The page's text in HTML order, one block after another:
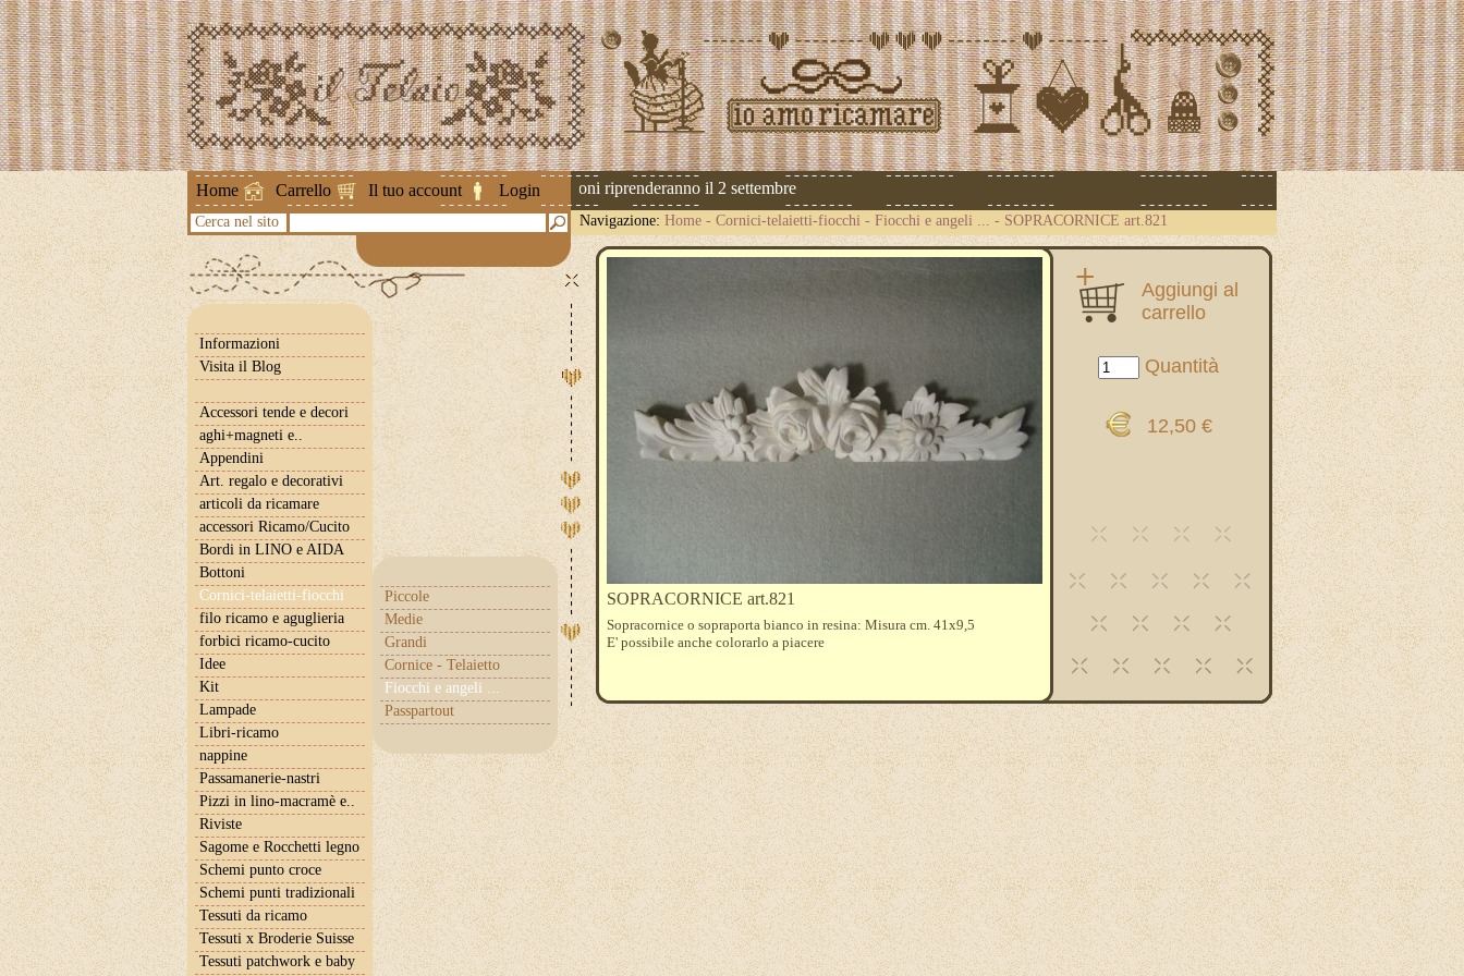
Home Carrello Il tuo account Login
Attenzione ! Le spedizioni riprenderanno il 2 settembre
Cerca nel sito Navigazione: Home - Cornici-telaietti-fiocchi - Fiocchi e angeli ... - SOPRACORNICE art.821
Informazioni
Visita il Blog
Accessori tende e decori
aghi+magneti e..
Appendini
Art. regalo e decorativi
articoli da ricamare
accessori Ricamo/Cucito
Bordi in LINO e AIDA
Bottoni
Cornici-telaietti-fiocchi
Piccole
Medie
Grandi
Cornice - Telaietto
Fiocchi e angeli ...
Passpartout
filo ricamo e aguglieria
forbici ricamo-cucito
Idee
Kit
Lampade
Libri-ricamo
nappine
Passamanerie-nastri
Pizzi in lino-macramè e..
Riviste
Sagome e Rocchetti legno
Schemi punto croce
Schemi punti tradizionali
Tessuti da ricamo
Tessuti x Broderie Suisse
Tessuti patchwork e baby
Aggiungi al
carrello
Quantità
12,50 €
SOPRACORNICE art.821
Sopracornice o sopraporta bianco in resina: Misura cm. 41x9,5
E' possibile anche colorarlo a piacere